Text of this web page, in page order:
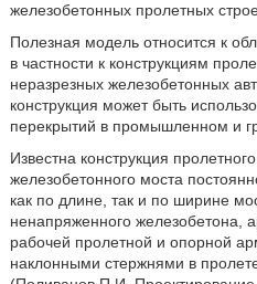
железобетонных пролетных
Полезная модель относится к
в частности к конструкциям
неразрезных железобетонных
конструкция может быть
перекрытий в промышленном и
Известна конструкция
железобетонного моста
как по длине, так и по ширине
ненапряженного железобетона,
рабочей пролетной и опорной
наклонными стержнями в